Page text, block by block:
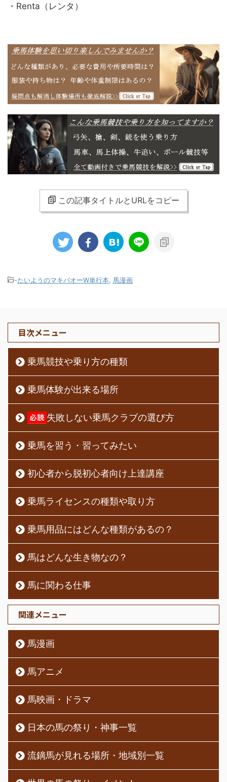
・Renta（レンタ）
この記事タイトルとURLをコピー
-たいようのマキバオーW単行本 馬漫画
目次メニュー
乗馬競技や乗り方の種類
乗馬体験が出来る場所
失敗しない乗馬クラブの選び方
乗馬を習う・習ってみたい
初心者から脱初心者向け上達講座
乗馬ライセンスの種類や取り方
乗馬用品にはどんな種類があるの？
馬はどんな生き物なの？
馬に関わる仕事
関連メニュー
馬漫画
馬アニメ
馬映画・ドラマ
日本の馬の祭り・神事一覧
流鏑馬が見れる場所・地域別一覧